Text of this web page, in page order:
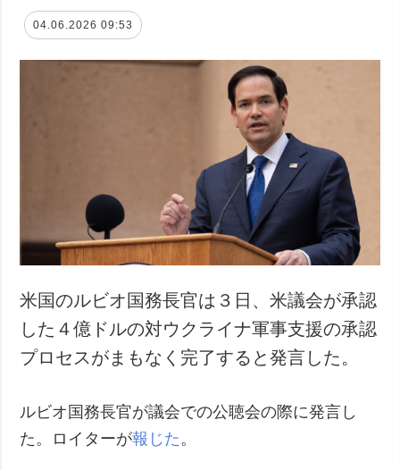
04.06.2026 09:53
米国のルビオ国務長官は３日、米議会が承認
した４億ドルの対ウクライナ軍事支援の承認
プロセスがまもなく完了すると発言した。
ルビオ国務長官が議会での公聴会の際に発言し
た。ロイターが報じた。